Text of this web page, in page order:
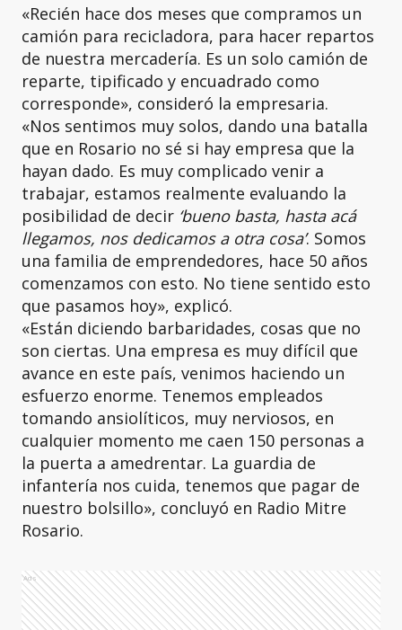
«Recién hace dos meses que compramos un
camión para recicladora, para hacer repartos
de nuestra mercadería. Es un solo camión de
reparte, tipificado y encuadrado como
corresponde», consideró la empresaria.
«Nos sentimos muy solos, dando una batalla
que en Rosario no sé si hay empresa que la
hayan dado. Es muy complicado venir a
trabajar, estamos realmente evaluando la
posibilidad de decir ‘bueno basta, hasta acá
llegamos, nos dedicamos a otra cosa’. Somos
una familia de emprendedores, hace 50 años
comenzamos con esto. No tiene sentido esto
que pasamos hoy», explicó.
«Están diciendo barbaridades, cosas que no
son ciertas. Una empresa es muy difícil que
avance en este país, venimos haciendo un
esfuerzo enorme. Tenemos empleados
tomando ansiolíticos, muy nerviosos, en
cualquier momento me caen 150 personas a
la puerta a amedrentar. La guardia de
infantería nos cuida, tenemos que pagar de
nuestro bolsillo», concluyó en Radio Mitre
Rosario.
Ads